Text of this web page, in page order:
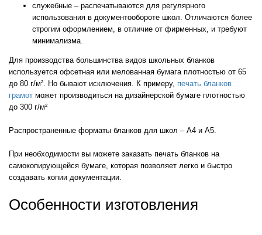
служебные – распечатываются для регулярного
использования в документообороте школ. Отличаются более
строгим оформлением, в отличие от фирменных, и требуют
минимализма.
Для производства большинства видов школьных бланков
используется офсетная или мелованная бумага плотностью от 65
до 80 г/м². Но бывают исключения. К примеру, печать бланков
грамот может производиться на дизайнерской бумаге плотностью
до 300 г/м²
Распространенные форматы бланков для школ – А4 и А5.
При необходимости вы можете заказать печать бланков на
самокопирующейся бумаге, которая позволяет легко и быстро
создавать копии документации.
Особенности изготовления